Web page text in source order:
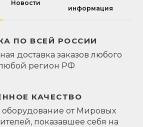
Новости
информация
ПО ВСЕЙ РОССИИ
доставка заказов любого
регион РФ
КАЧЕСТВО
оборудование от Мировых
показавшее себя на